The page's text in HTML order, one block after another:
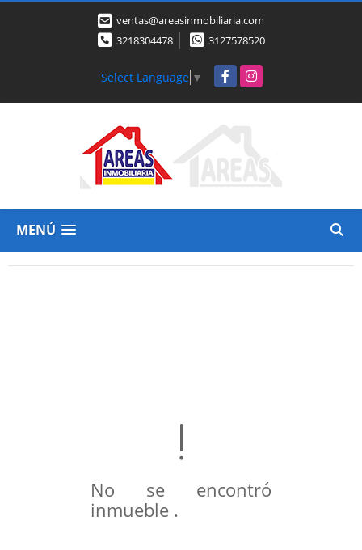
ventas@areasinmobiliaria.com
3218304478
3127578520
Select Language ▼ FacebookInstagram
MENÚ
No se encontró
inmueble .